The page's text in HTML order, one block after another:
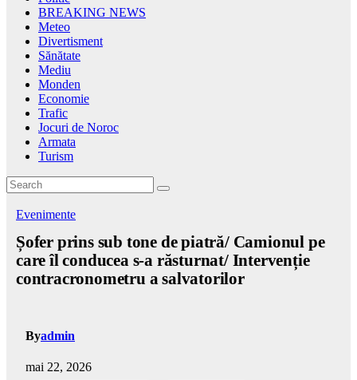
BREAKING NEWS
Meteo
Divertisment
Sănătate
Mediu
Monden
Economie
Trafic
Jocuri de Noroc
Armata
Turism
Evenimente
Șofer prins sub tone de piatră/ Camionul pe
care îl conducea s-a răsturnat/ Intervenție
contracronometru a salvatorilor
Byadmin
mai 22, 2026